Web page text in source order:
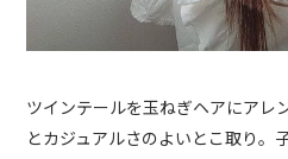
ツインテールを玉ねぎヘアにアレ
とカジュアルさのよいとこ取り。